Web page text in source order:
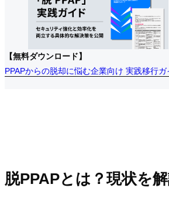
OneDrive
OneDrive
OneDrive
Google Drive
Google Drive
Google Drive
脱PPAPソリューション「HENNGE
脱PPAPソリューション「HENNGE
脱PPAPソリューション「HENNGE
【無料ダウンロード】
PPAPからの脱却に悩む企業向け 実践移行ガ
PPAPからの脱却に悩む企業向け 実践移行ガ
PPAPからの脱却に悩む企業向け 実践移行ガ
脱PPAPとは？現状を